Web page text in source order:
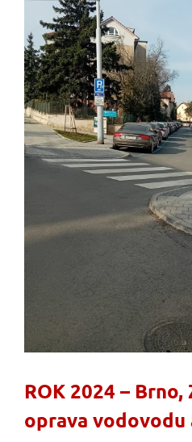
ROK 2024 – Brno,
oprava vodovodu